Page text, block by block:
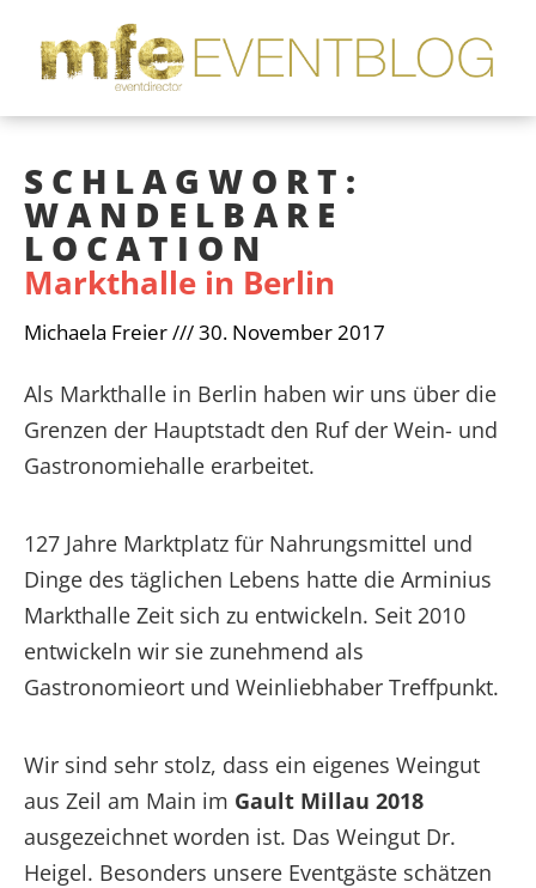
SCHLAGWORT:
WANDELBARE
LOCATION
Markthalle in Berlin
Michaela Freier 30. November 2017
Als Markthalle in Berlin haben wir uns über die
Grenzen der Hauptstadt den Ruf der Wein- und
Gastronomiehalle erarbeitet.
127 Jahre Marktplatz für Nahrungsmittel und
Dinge des täglichen Lebens hatte die Arminius
Markthalle Zeit sich zu entwickeln. Seit 2010
entwickeln wir sie zunehmend als
Gastronomieort und Weinliebhaber Treffpunkt.
Wir sind sehr stolz, dass ein eigenes Weingut
aus Zeil am Main im Gault Millau 2018
ausgezeichnet worden ist. Das Weingut Dr.
Heigel. Besonders unsere Eventgäste schätzen